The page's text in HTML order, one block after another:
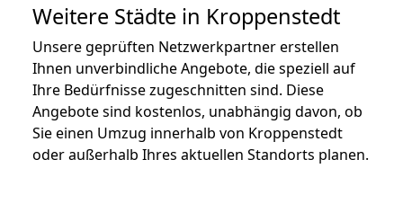
Weitere Städte in Kroppenstedt
Unsere geprüften Netzwerkpartner erstellen
Ihnen unverbindliche Angebote, die speziell auf
Ihre Bedürfnisse zugeschnitten sind. Diese
Angebote sind kostenlos, unabhängig davon, ob
Sie einen Umzug innerhalb von Kroppenstedt
oder außerhalb Ihres aktuellen Standorts planen.